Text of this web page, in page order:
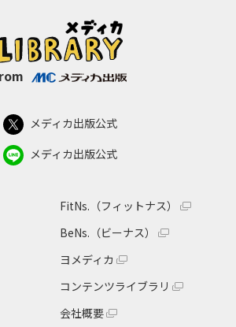
メディカ出版公式
メディカ出版公式
FitNs.（フィットナス）
BeNs.（ビーナス）
ヨメディカ
コンテンツライブラリ
会社概要